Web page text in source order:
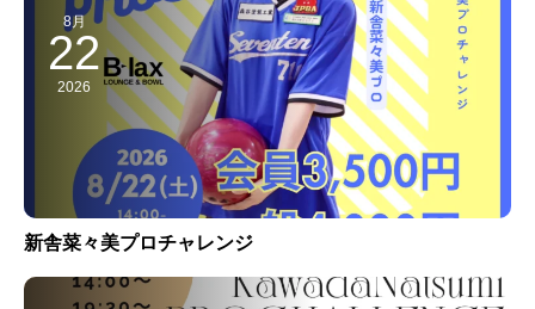
8月
22
2026
新舎菜々美プロチャレンジ